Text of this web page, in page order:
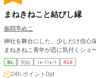
まねきねこと結びし縁
振悶亭めこ
神社を舞台にした、少しだけ信心
まねきねこ青年が恋に気付くシ
BL 完結 ｼｮｰﾄｼｮｰﾄ R18
24h.ポイント 0pt